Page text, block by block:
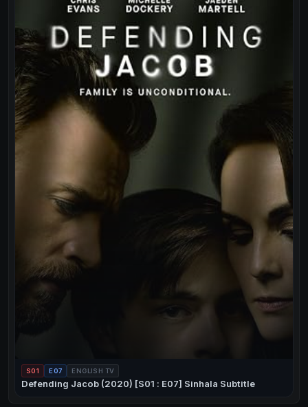
S01 E07 ENGLISH TV
Defending Jacob (2020) [S01 : E07] Sinhala Subtitle